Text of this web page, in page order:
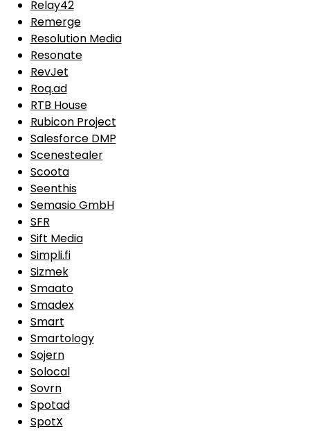
Relay42
Remerge
Resolution Media
Resonate
RevJet
Roq.ad
RTB House
Rubicon Project
Salesforce DMP
Scenestealer
Scoota
Seenthis
Semasio GmbH
SFR
Sift Media
Simpli.fi
Sizmek
Smaato
Smadex
Smart
Smartology
Sojern
Solocal
Sovrn
Spotad
SpotX